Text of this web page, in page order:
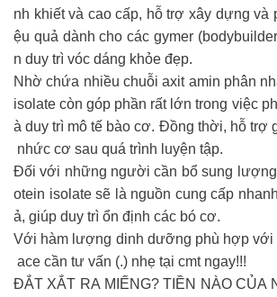
nh khiết và cao cấp, hỗ trợ xây dựng và
ệu quả dành cho các gymer
n duy trì vóc dáng khỏe đẹp.
Nhờ chứa nhiều chuỗi axit amin phân
isolate còn góp phần rất lớn trong việc
à duy trì mô tế bào cơ. Đồng thời, hỗ trợ
nhức cơ sau quá trình luyện tập.
Đối với những người cần bổ sung lượng
otein isolate sẽ là nguồn cung cấp
ả, giúp duy trì ổn định các bó cơ.
Với hàm lượng dinh dưỡng phù hợp
ace cần tư vấn (.) nhẹ tại cmt ngay!!!
ĐẮT XẮT RA MIẾNG? TIỀN NÀO CỦA